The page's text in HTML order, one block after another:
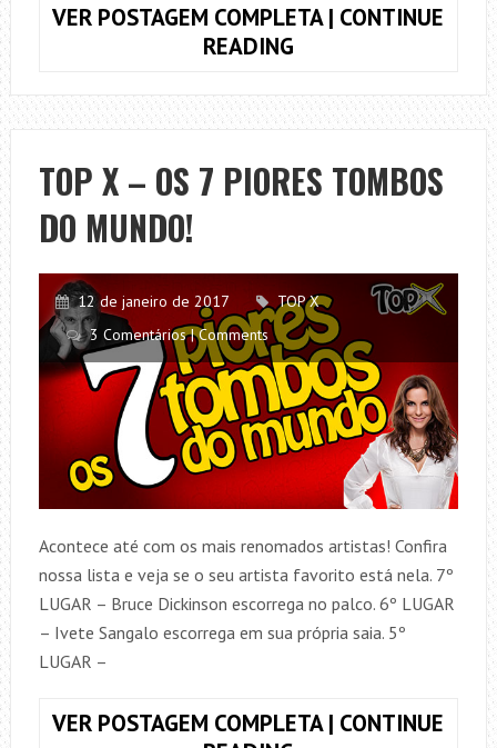
VER POSTAGEM COMPLETA | CONTINUE
READINGTOP
–
OS
5
BATERISTAS
DO
MUNDO!
TOP X – OS 7 PIORES TOMBOS
DO MUNDO!
12 de janeiro de 2017
TOP X
3 Comentários | Comments
Acontece até com os mais renomados artistas! Confira
nossa lista e veja se o seu artista favorito está nela. 7º
LUGAR – Bruce Dickinson escorrega no palco. 6º LUGAR
– Ivete Sangalo escorrega em sua própria saia. 5º
LUGAR –
VER POSTAGEM COMPLETA | CONTINUE